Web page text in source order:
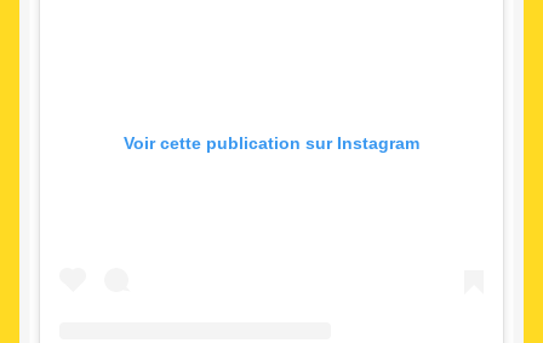
Voir cette publication sur Instagram